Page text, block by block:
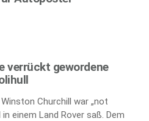
verrückt gewordene
Churchill war „not
einem Land Rover saß. Dem